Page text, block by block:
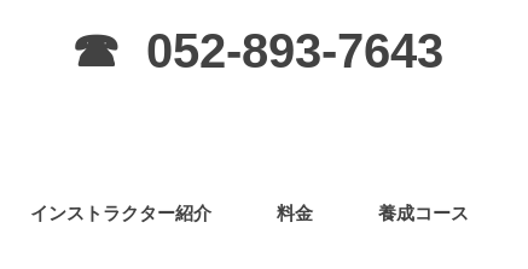
☎ 052-893-7643
インストラクター紹介 料金 養成コース